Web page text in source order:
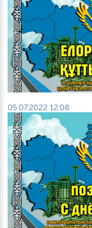
05.07.2022 12:08